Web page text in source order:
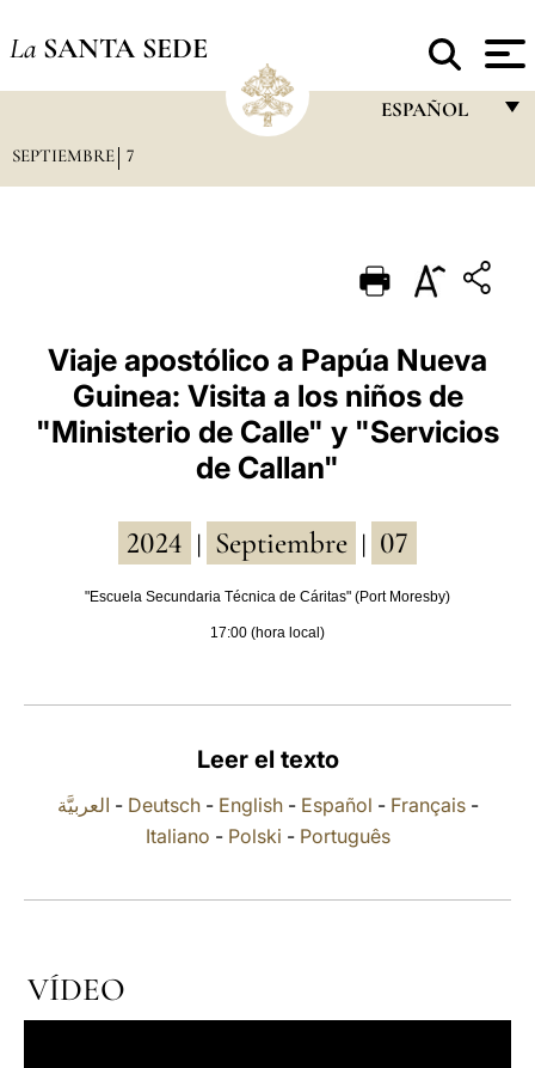
La SANTA SEDE
ESPAÑOL
PORTUGUÊS
ESPAÑOL
DEUTSCH
POLSKI
中文
SEPTIEMBRE 7
Viaje apostólico a Papúa Nueva
Guinea: Visita a los niños de
"Ministerio de Calle" y "Servicios
de Callan"
2024 Septiembre 07
"Escuela Secundaria Técnica de Cáritas" (Port Moresby)
17:00 (hora local)
Leer el texto
العربيَّة - Deutsch- English- Español - Français-
Italiano - Polski - Português
VÍDEO